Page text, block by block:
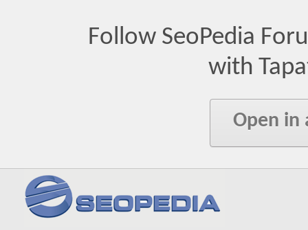
Follow SeoPedia
with
Open in